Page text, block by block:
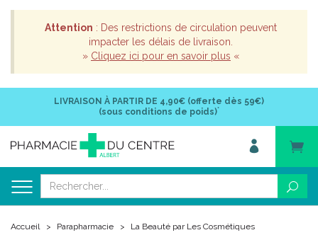
Attention : Des restrictions de circulation peuvent
impacter les délais de livraison.
» Cliquez ici pour en savoir plus «
LIVRAISON À PARTIR DE 4,90€ (offerte dès 59€)
(sous conditions de poids)*
Accueil Parapharmacie
La Beauté par Les Cosmétiques